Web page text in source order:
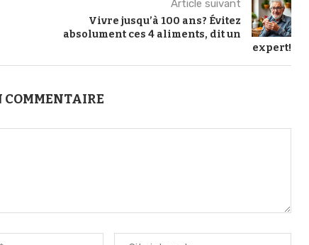
Article suivant
Vivre jusqu’à 100 ans? Évitez
absolument ces 4 aliments, dit un
expert!
COMMENTAIRE